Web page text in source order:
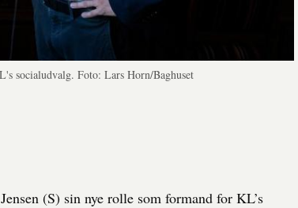
socialudvalg. Foto: Lars Horn/Baghuset
(S) sin nye rolle som formand for KL’s